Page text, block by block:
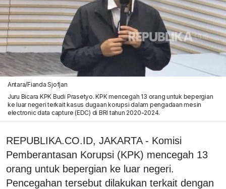
Antara/Fianda Sjofjan
Juru Bicara KPK Budi Prasetyo. KPK mencegah 13 orang untuk bepergian
ke luar negeri terkait kasus dugaan korupsi dalam pengadaan mesin
electronic data capture (EDC) di BRI tahun 2020-2024.
REPUBLIKA.CO.ID, JAKARTA - Komisi
Pemberantasan Korupsi (KPK) mencegah 13
orang untuk bepergian ke luar negeri.
Pencegahan tersebut dilakukan terkait dengan